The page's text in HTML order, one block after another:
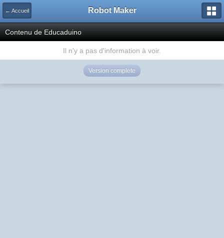
← Accueil Robot Maker
Contenu de Educaduino
Il n'y a pas d'information à voir.
Version complète